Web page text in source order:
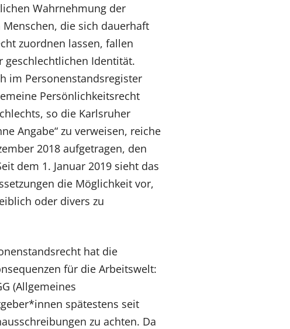
Wahrnehmung der
die sich dauerhaft
zuordnen lassen, fallen
geschlechtlichen Identität.
im Personenstandsregister
Persönlichkeitsrecht
so die Karlsruher
Angabe“ zu verweisen, reiche
2018 aufgetragen, den
dem 1. Januar 2019 sieht das
die Möglichkeit vor,
oder divers zu
hat die
für die Arbeitswelt:
(Allgemeines
spätestens seit
zu achten. Da